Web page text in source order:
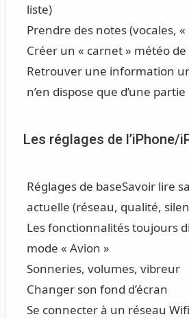
liste)
Prendre des notes (vocales,
Créer un « carnet » météo
Retrouver une information
n’en dispose que d’une partie
Les réglages de l’iPhone/
Réglages de baseSavoir lire
actuelle (réseau, qualité,
Les fonctionnalités toujours
mode « Avion »
Sonneries, volumes, vibreur
Changer son fond d’écran
Se connecter à un réseau Wifi